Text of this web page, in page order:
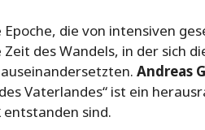
Epoche, die von intensiven
des Wandels, in der sich
Andreas
Vaterlandes“ ist ein
entstanden sind.